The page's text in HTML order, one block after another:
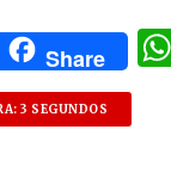
Share
3 SEGUNDOS